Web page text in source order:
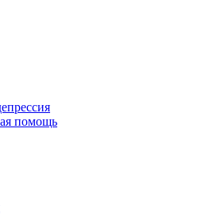
помощь